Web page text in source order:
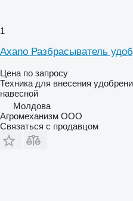
1
Axano Разбрасыватель
Цена по запросу
Техника для внесения
навесной
Молдова
Агромеханизм ООО
Связаться с продавцом